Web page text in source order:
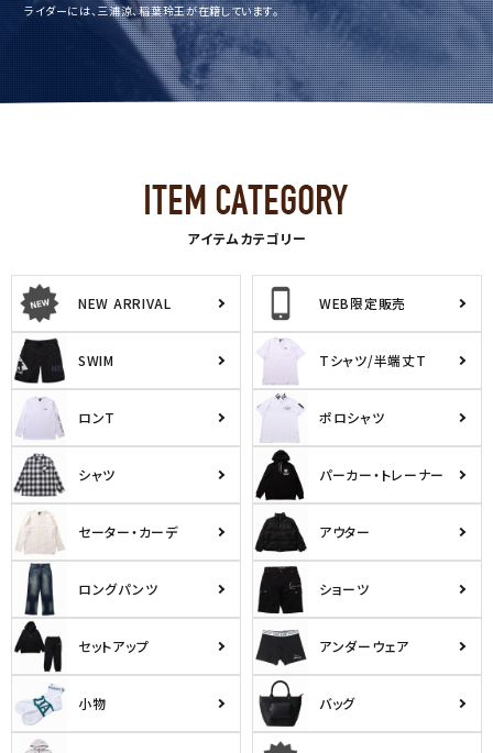
ライダーには、三浦涼、稲葉玲王が在籍しています。
アイテムカテゴリー
NEW ARRIVAL WEB限定販売
SWIM Tシャツ/半端丈T
ロンT ポロシャツ
シャツ パーカー・トレーナー
セーター・カーデ アウター
ロングパンツ ショーツ
セットアップ アンダーウェア
小物 バッグ